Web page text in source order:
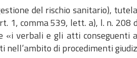
del rischio sanitario),
1, comma 539, lett. a), l. n. 208
«i verbali e gli atti conseguenti
nell’ambito di procedimenti